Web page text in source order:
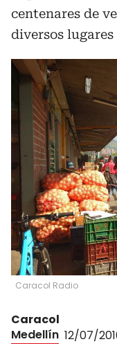
centenares de
diversos lugares
Caracol Radio
Caracol
Medellín 12/07/